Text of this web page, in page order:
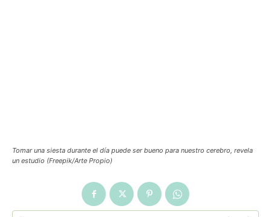
Tomar una siesta durante el día puede ser bueno para nuestro cerebro, revela
un estudio (Freepik/Arte Propio)